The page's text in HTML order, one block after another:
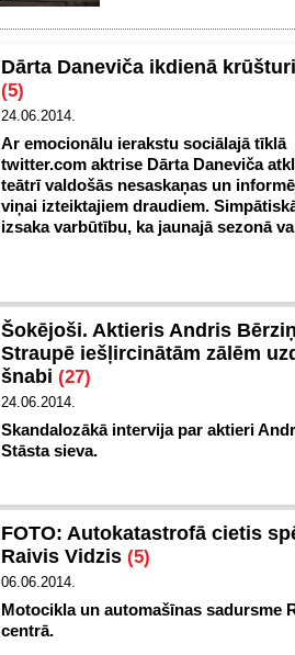
Dārta Daneviča ikdienā
(5)
24.06.2014.
Ar emocionālu ierakstu sociālajā tīklā
twitter.com aktrise Dārta Daneviča
teātrī valdošās nesaskaņas un
viņai izteiktajiem draudiem.
izsaka varbūtību, ka jaunajā sezonā
Šokējoši. Aktieris Andris
Straupē iešļircinātām zālēm
šnabi (27)
24.06.2014.
Skandalozākā intervija par aktieri
Stāsta sieva.
FOTO: Autokatastrofā cietis
Raivis Vidzis (5)
06.06.2014.
Motocikla un automašīnas sadursme
centrā.